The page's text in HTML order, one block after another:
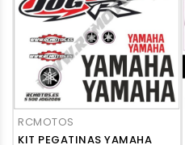
personalización.
RCMOTOS
KIT PEGATINAS YAMAHA